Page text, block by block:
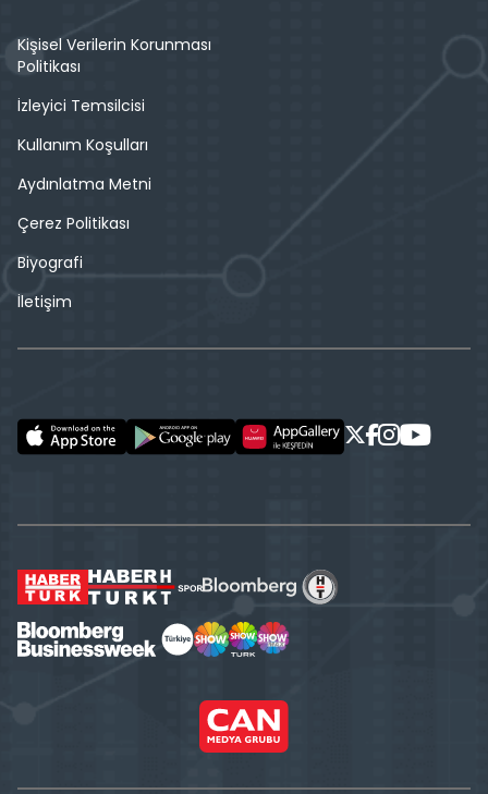
Kişisel Verilerin Korunması
Politikası
İzleyici Temsilcisi
Kullanım Koşulları
Aydınlatma Metni
Çerez Politikası
Biyografi
İletişim